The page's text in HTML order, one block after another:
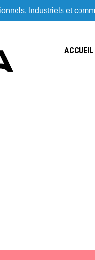
Industriels et
ACCUEIL